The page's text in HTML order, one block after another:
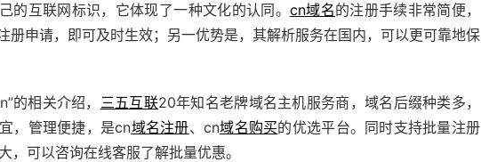
的互联网标识，它体现了一种文化的认同。 cn域名的注册手续非常简便，
册申请，即可及时生效；另一优势是，其解析服务在国内，可以更可靠地保
的相关介绍， 三五互联20年知名老牌域名主机服务商，域名后缀种类多，
，管理便捷，是cn域名注册、cn域名购买的优选平台。同时支持批量注册
，可以咨询在线客服了解批量优惠。